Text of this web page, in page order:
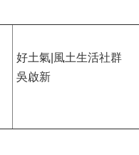
好土氣|風土生活社群
吳啟新